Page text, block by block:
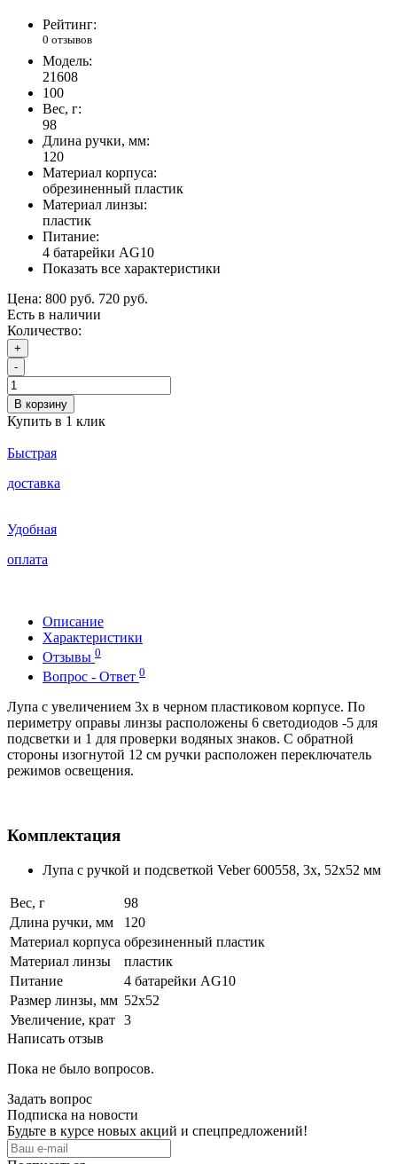
Рейтинг:
0 отзывов
Модель:
21608
100
Вес, г:
98
Длина ручки, мм:
120
Материал корпуса:
обрезиненный пластик
Материал линзы:
пластик
Питание:
4 батарейки AG10
Показать все характеристики
Цена: 800 руб. 720 руб.
Есть в наличии
Количество:
+
-
В корзину
Купить в 1 клик
Быстрая
доставка
Удобная
оплата
Описание
Характеристики
Отзывы 0
Вопрос - Ответ 0
Лупа с увеличением 3x в черном пластиковом корпусе. По
периметру оправы линзы расположены 6 светодиодов -5 для
подсветки и 1 для проверки водяных знаков. С обратной
стороны изогнутой 12 см ручки расположен переключатель
режимов освещения.
Комплектация
Лупа с ручкой и подсветкой Veber 600558, 3x, 52x52 мм
Вес, г
98
Длина ручки, мм
120
Материал корпуса обрезиненный пластик
Материал линзы
пластик
Питание
4 батарейки AG10
Размер линзы, мм 52x52
Увеличение, крат 3
Написать отзыв
Пока не было вопросов.
Задать вопрос
Подписка на новости
Будьте в курсе новых акций и спецпредложений!